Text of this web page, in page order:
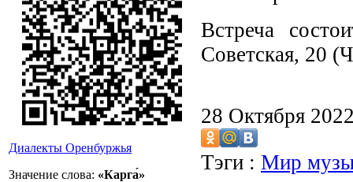
Диалекты Оренбуржья
Значение слова: «Карга́»
Встреча
Советская, 20
28 Октября
Тэги : Мир